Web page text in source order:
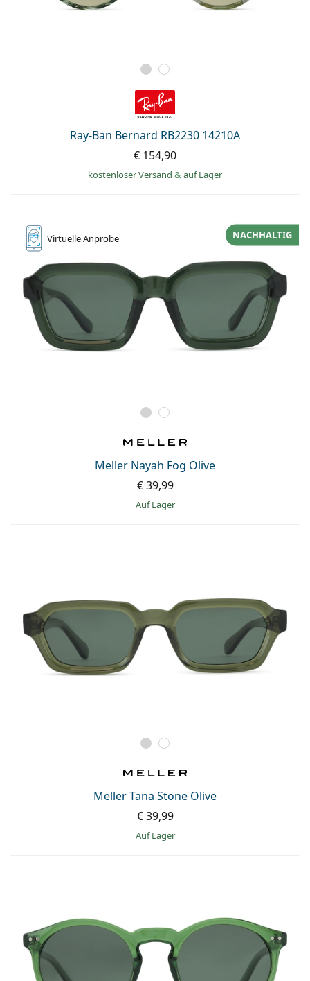
Ray-Ban Bernard RB2230 14210A
€ 154,90
kostenloser Versand & auf Lager
VirtuelleAnprobe
Meller Nayah Fog Olive
NACHHALTIG
€ 39,99
auf Lager
Meller Tana Stone Olive
€ 39,99
auf Lager